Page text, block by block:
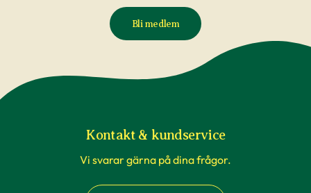
Bli medlem
Kontakt & kundservice
Vi svarar gärna på dina frågor.